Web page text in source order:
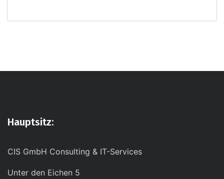
Hauptsitz:
CIS GmbH Consulting & IT-Services
Unter den Eichen 5